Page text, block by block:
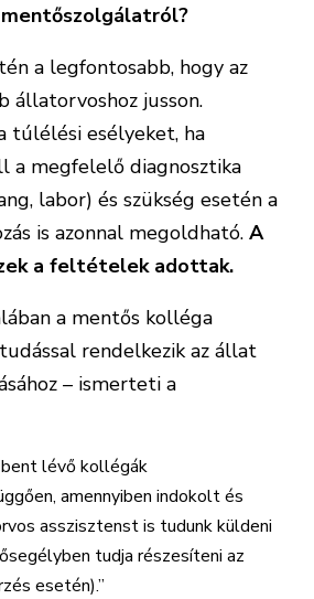
a legfontosabb, hogy az
állatorvoshoz jusson.
túlélési esélyeket, ha
a megfelelő diagnosztika
labor) és szükség esetén a
is azonnal megoldható. A
a feltételek adottak.
a mentős kolléga
rendelkezik az állat
– ismerteti a
lévő kollégák
amennyiben indokolt és
asszisztenst is tudunk küldeni
tudja részesíteni az
esetén).”